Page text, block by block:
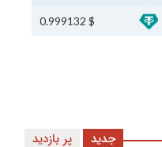
$ 0.999132
پر بازدید جدید